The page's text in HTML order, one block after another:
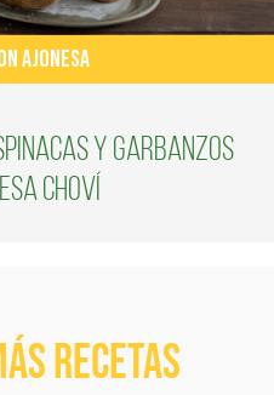
AJONESA
y garbanzos
Choví
recetas